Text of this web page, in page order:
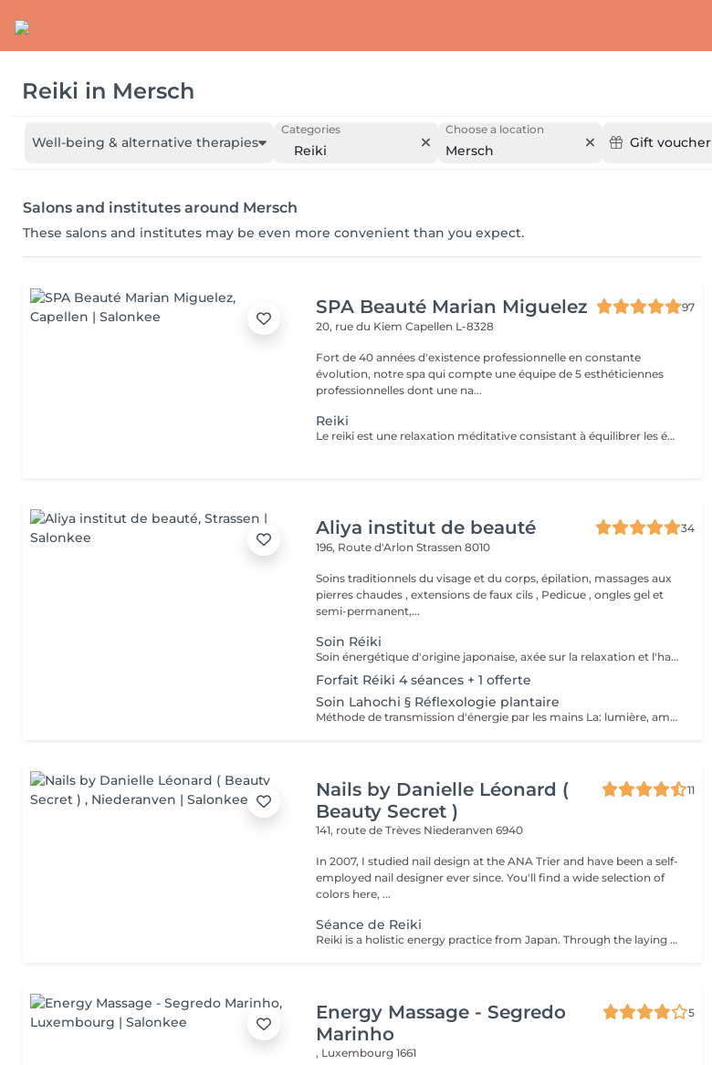
Reiki in Mersch
Well-being & alternative therapies
Categories
Reiki
Choose a location
Mersch Gift voucher
Salons and institutes around Mersch
These salons and institutes may be even more convenient than you expect.
SPA Beauté Marian Miguelez
97
20, rue du KiemCapellen L-8328
Fort de 40 années d'existence professionnelle en constante
évolution, notre spa qui compte une équipe de 5 esthéticiennes
professionnelles dont une na...
Reiki
Le reiki est une relaxation méditative consistant à équilibrer les énergies de la personne, pour qu'elle trouve un apaisement durable et profond au niveau de son corps, de son psychique et de son émotionnel. Elle utilise un toucher sur des points spécifiques du circuit énergétique du corps et favorise ainsi l'émergence des potentiels naturels solutionnant. Le praticien capte l'énergie universelle du cosmos et de la terre et la transmet au receveur par l'imposition des mains. L'énergie circule alors dans tout le corps du receveur : elle aligne, nettoie, équilibre, transforme, soigne ce qui peut l'être pendant le soin.Le Reiki agit sur la totalité de l'individu et donc sur ses indivisibles composantes mentale, physique, émotionnelle et spirituelle. Comment se déroule une séance Reiki ? Le receveur reste habillé, se déchausse et s'installe confortablement sur une table de massage. Le praticien pose légèrement ses mains sur les chakras (roues d'énergie) du receveur, pendant environ 3 minutes par position. Durant la première demi-heure, le receveur est couché sur le dos. Puis il se tourne sur le ventre. La séance est généralement accompagnée d'une musique douce et relaxante.
Aliya institut de beauté
34
196, Route d'ArlonStrassen 8010
Soins traditionnels du visage et du corps, épilation, massages aux
pierres chaudes , extensions de faux cils , Pedicue , ongles gel et
semi-permanent,...
Soin Réiki
Soin énergétique d'origine japonaise, axée sur la relaxation et l'harmonisation du corps et de l'esprit. REI: universel KI: énergie vital Le praticien pose doucement les mains sur les différentes zones , il n'y a pas de manipulation ou de pression. Effets: -Réduction du stress et de l'anxiété -Sensation de calme et de lâcher prise -Aide à apaiser le mental -favorise l'endormissement -Aide à relâcher les tensions émotionnelles le réiki est une pratique douce qui vise surtout : -la détente -l'équilibre émotionnel -le bien-être global A faire seul ou en cure de 4 séances
Forfait Réiki 4 séances + 1 offerte
Soin Lahochi § Réflexologie plantaire
Méthode de transmission d'énergie par les mains La: lumière, amour HO: mouvement de l'énergie CHI: energie vitale Effets: -Diminue le stress -Procure un calme profond et durable -Aide à harmoniser le corps et l'esprit - Energie retrouvée - Favorise le lâcher-prise -Harmonisation des Chakras Couplé à la réflexologie plantaire c'est un soin qui apporte une relaxation complète et durable alliant les bienfaits du soin énergétique et ceux de la réflexologie . A faire seul ou en cure de 4 séances "Détente absolue "
Nails by Danielle Léonard (
Beauty Secret )
11
141, route de Trèves Niederanven 6940
In 2007, I studied nail design at the ANA Trier and have been a self-
employed nail designer ever since. You'll find a wide selection of
colors here, ...
Séance de Reiki
Reiki is a holistic energy practice from Japan. Through the laying on of hands, the flow of energy in the body is harmonized and the self-healing powers are activated.
Energy Massage - Segredo
Marinho
5
, Luxembourg 1661